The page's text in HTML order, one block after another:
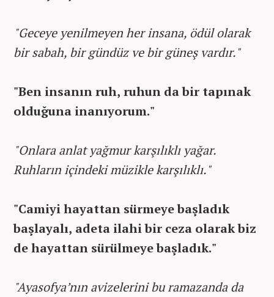
"Geceye yenilmeyen her insana, ödül olarak
bir sabah, bir gündüz ve bir güneş vardır."
"Ben insanın ruh, ruhun da bir tapınak
olduğuna inanıyorum."
"Onlara anlat yağmur karşılıklı yağar.
Ruhların içindeki müzikle karşılıklı."
"Camiyi hayattan sürmeye başladık
başlayalı, adeta ilahi bir ceza olarak biz
de hayattan sürülmeye başladık."
"Ayasofya’nın avizelerini bu ramazanda da